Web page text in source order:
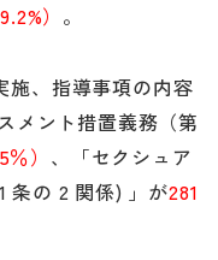
） 。
施、指導事項の内容
メント措置義務（第
） 、「セクシュア
条の 2 関係) 」が281